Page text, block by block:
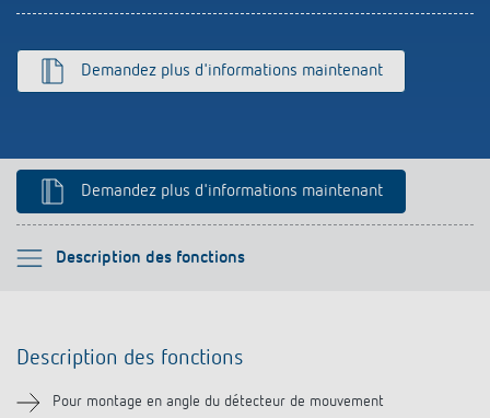
Références
Application de Theben
Demandez plus d'informations maintenant
Demandez plus d'informations maintenant
Description des fonctions
Veuillez sélectionner
Téléchargements
Description des fonctions
Pour montage en angle du détecteur de mouvement